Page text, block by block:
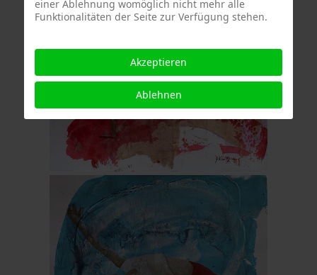
einer Ablehnung womöglich nicht mehr alle
Funktionalitäten der Seite zur Verfügung stehen.
Akzeptieren
Ablehnen